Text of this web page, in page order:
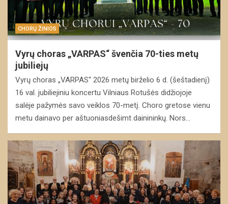
CHORŲ ŽINIOS
Vyrų choras „VARPAS“ švenčia 70-ties metų
jubiliejų
Vyrų choras „VARPAS“ 2026 metų birželio 6 d. (šeštadienį)
16 val. jubiliejiniu koncertu Vilniaus Rotušės didžiojoje
salėje pažymės savo veiklos 70-metį. Choro gretose vienu
metu dainavo per aštuoniasdešimt dainininkų. Nors…